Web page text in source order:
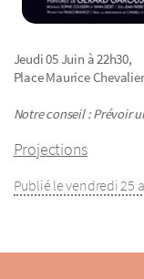
Jeudi 05 Juin à 22h30,
Place Maurice
Notre conseil : Prévoir
Projections
Publié le vendredi 25